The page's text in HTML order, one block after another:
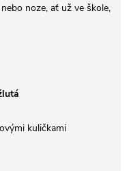
noze, ať už ve škole,
kuličkami